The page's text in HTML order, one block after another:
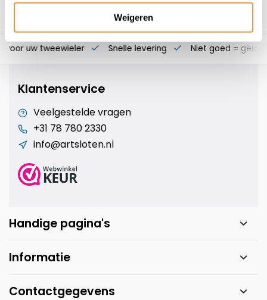
Weigeren
voor uw tweewieler Snelle levering Niet goed = geld
Klantenservice
Veelgestelde vragen
+31 78 780 2330
info@artsloten.nl
Handige pagina's
Informatie
Contactgegevens